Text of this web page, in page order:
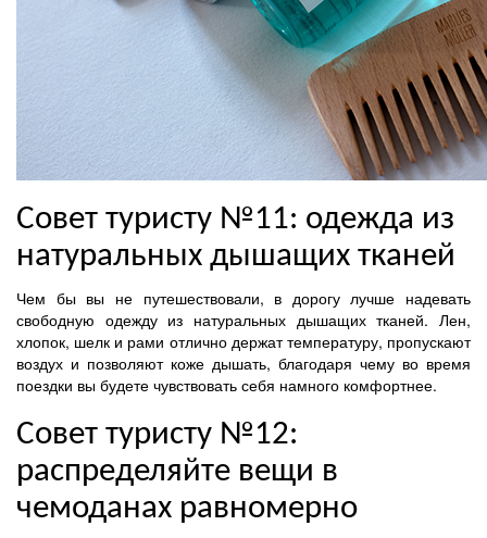
Совет туристу №11: одежда из
натуральных дышащих тканей
Чем бы вы не путешествовали, в дорогу лучше надевать
свободную одежду из натуральных дышащих тканей. Лен,
хлопок, шелк и рами отлично держат температуру, пропускают
воздух и позволяют коже дышать, благодаря чему во время
поездки вы будете чувствовать себя намного комфортнее.
Совет туристу №12:
распределяйте вещи в
чемоданах равномерно